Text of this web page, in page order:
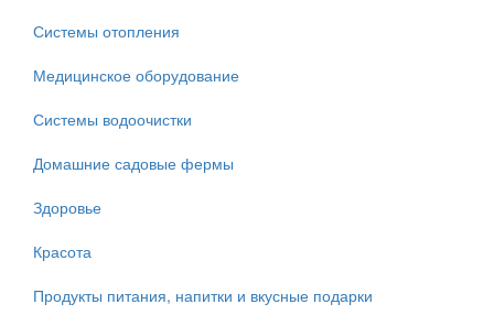
Системы отопления
Медицинское оборудование
Системы водоочистки
Домашние садовые фермы
Здоровье
Красота
Продукты питания, напитки и вкусные подарки